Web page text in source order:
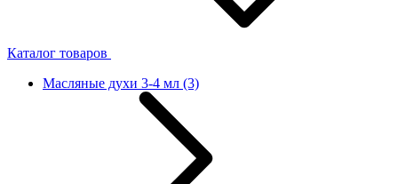
Каталог товаров
Масляные духи 3-4 мл (3)